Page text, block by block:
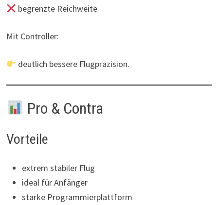
begrenzte Reichweite
Mit Controller:
deutlich bessere Flugpräzision.
Pro & Contra
Vorteile
extrem stabiler Flug
ideal für Anfänger
starke Programmierplattform